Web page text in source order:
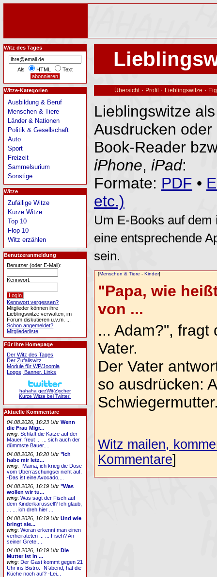
Übersicht · Profil · Lieblingswitze ·
Lieblingswitze
Ausdrucken
Book-Reader
iPhone, iPad:
Formate: PDF •
etc.)
Um E-Books auf
eine entsprechende
sein.
[Menschen & Tiere - Kinder]
"Papa, wie
von ...
... Adam?", fragt
Vater.
Der Vater
so ausdrücken:
Witz mailen,
Kommentare]
Witz des Tages
Als HTML Text
Witze-Kategorien
Ausbildung & Beruf
Menschen & Tiere
Länder & Nationen
Politik & Gesellschaft
Auto
Sport
Freizeit
Sammelsurium
Sonstige
Witze
Zufällige Witze
Kurze Witze
Top 10
Flop 10
Witz erzählen
Benutzeranmeldung
Benutzer (oder E-Mail):
Kennwort:
Kennwort vergessen?
Mitglieder können ihre
Lieblingswitze verwalten, im
Forum diskutieren u.v.m. ...
Schon angemeldet?
Mitgliederliste
Für Ihre Homepage
Der Witz des Tages
Der Zufallswitz
Module für WP/Joomla
Logos, Banner, Links
hahaha gezWit(z)scher
Kurze Witze bei Twitter!
Aktuelle Kommentare
04.08.2026, 16:23 Uhr Wenn
die Frau Migr...
wing:Schläft die Katze auf der
Mauer, freut ... ... sich auch der
dümmste Bauer....
04.08.2026, 16:20 Uhr "Ich
habe mir letz...
wing:-Mama, ich krieg die Dose
vom Überraschungsei nicht auf.
-Das ist eine Avocado,...
04.08.2026, 16:19 Uhr "Was
wollen wir tu...
wing:Was sagt der Fisch auf
dem Kinderkarussell? Ich glaub,
... ... ich dreh hier ...
04.08.2026, 16:19 Uhr Und wie
bringt sie...
wing:Woran erkennt man einen
verheirateten ... ... Fisch? An
seiner Grete....
04.08.2026, 16:19 Uhr Die
Mutter ist in ...
wing:Der Gast kommt gegen 21
Uhr ins Bistro. -N’abend, hat die
Küche noch auf? -Lei...